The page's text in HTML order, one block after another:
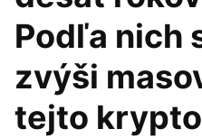
Podľa nich
zvýši
tejto